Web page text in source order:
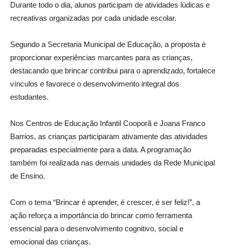
Durante todo o dia, alunos participam de atividades lúdicas e
recreativas organizadas por cada unidade escolar.
Segundo a Secretaria Municipal de Educação, a proposta é
proporcionar experiências marcantes para as crianças,
destacando que brincar contribui para o aprendizado, fortalece
vínculos e favorece o desenvolvimento integral dos
estudantes.
Nos Centros de Educação Infantil Cooporã e Joana Franco
Barrios, as crianças participaram ativamente das atividades
preparadas especialmente para a data. A programação
também foi realizada nas demais unidades da Rede Municipal
de Ensino.
Com o tema “Brincar é aprender, é crescer, é ser feliz!”, a
ação reforça a importância do brincar como ferramenta
essencial para o desenvolvimento cognitivo, social e
emocional das crianças.